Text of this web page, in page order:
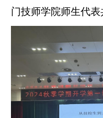
门技师学院师生代